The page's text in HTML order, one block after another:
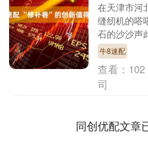
在天津市河
缝纫机的嗒
石的沙沙声
暖的生活交
小补”店铺的
牛8速配
查看： 102
司
同创优配文章